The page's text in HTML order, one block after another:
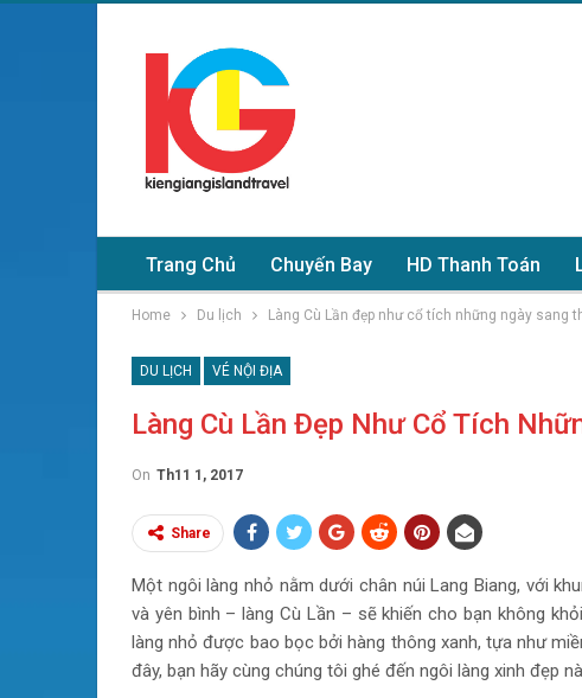
Trang Chủ Chuyến Bay HD Thanh Toán
Home Du lịch Làng Cù Lần đẹp như cổ tích những ngày sang
DU LỊCH VÉ NỘI ĐỊA
Làng Cù Lần Đẹp Như Cổ Tích
On Th11 1, 2017
Share
Một ngôi làng nhỏ nằm dưới chân núi Lang Biang, với
và yên bình – làng Cù Lần – sẽ khiến cho bạn không
làng nhỏ được bao bọc bởi hàng thông xanh, tựa như
đây, bạn hãy cùng chúng tôi ghé đến ngôi làng xinh đẹp